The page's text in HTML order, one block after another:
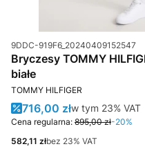
Kod produktu
9DDC-919F6_20240409152547
Bryczesy TOMMY
białe
PRODUCENT
TOMMY HILFIGER
Cena promocyjna brutto
716,00 złw tym %s VAT
w tym 23% VAT
Cena regularna: 895,00 zł-20%
Cena netto
582,11 złbez 23% VAT